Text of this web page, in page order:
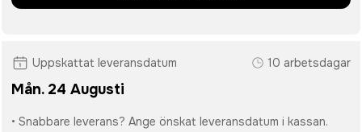
Uppskattat leveransdatum 10 arbetsdagar
Mån. 24 Augusti
• Snabbare leverans? Ange önskat leveransdatum i kassan.